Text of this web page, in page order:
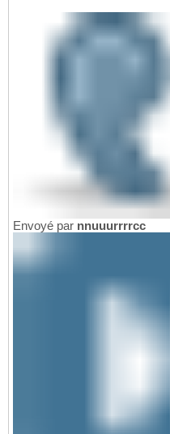
Envoyé par nnuuurrrrcc